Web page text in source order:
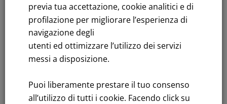
Bandi di gara: Ultimi bandi
FNM S.p.A.
Sede in Milano, Piazzale Cadorna, 14
fnm@legalmail.it
Iscrizione Registro Imprese
previa tua accettazione, cookie analitici e di
profilazione per migliorare l’esperienza di
navigazione degli
utenti ed ottimizzare l’utilizzo dei servizi
messi a disposizione.
Puoi liberamente prestare il tuo consenso
all’utilizzo di tutti i cookie. Facendo click su